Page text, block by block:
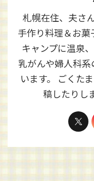
札幌在住、夫さ
手作り料理＆お
キャンプに温泉
乳がんや婦人科
います。 ごくた
稿したりし